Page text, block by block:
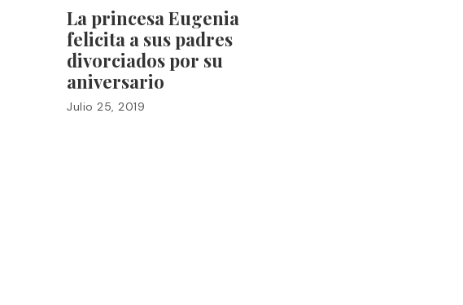
La princesa Eugenia
felicita a sus padres
divorciados por su
aniversario
Julio 25, 2019